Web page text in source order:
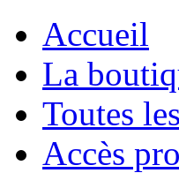
Accueil
La
Toutes
Accès